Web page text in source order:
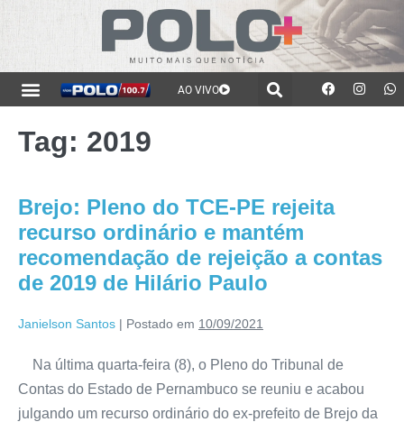
AO VIVO
Tag: 2019
Brejo: Pleno do TCE-PE rejeita
recurso ordinário e mantém
recomendação de rejeição a contas
de 2019 de Hilário Paulo
Janielson Santos | Postado em 10/09/2021
Na última quarta-feira (8), o Pleno do Tribunal de
Contas do Estado de Pernambuco se reuniu e acabou
julgando um recurso ordinário do ex-prefeito de Brejo da